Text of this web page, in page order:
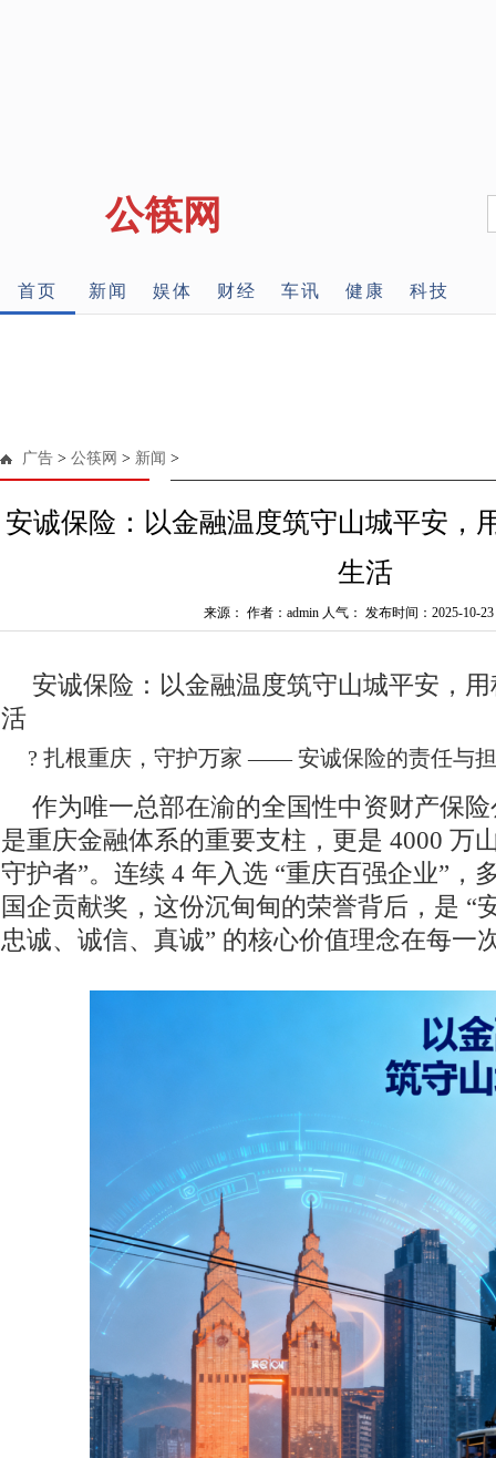
公筷网
首页 新闻 娱体 财经 车讯 健康 科技
广告 > 公筷网 > 新闻 >
安诚保险：以金融温度筑守山城平安，
生活
来源： 作者：admin 人气： 发布时间：2025-10-23
安诚保险：以金融温度筑守山城平安，
活
? 扎根重庆，守护万家 —— 安诚保险的责任与
作为唯一总部在渝的全国性中资财产保
是重庆金融体系的重要支柱，更是 4000 万
守护者”。连续 4 年入选 “重庆百强企业”，
国企贡献奖，这份沉甸甸的荣誉背后，是 “
忠诚、诚信、真诚” 的核心价值理念在每一